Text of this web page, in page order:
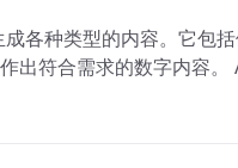
各种类型的内容。它包
像